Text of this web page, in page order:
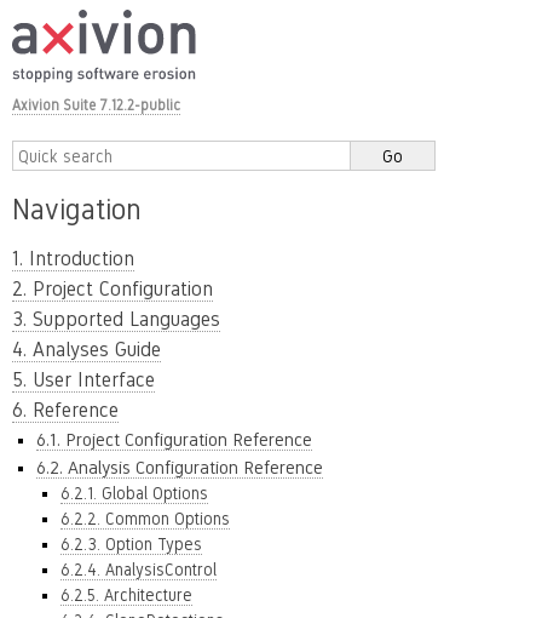
Axivion Suite 7.12.2-public
Navigation
1. Introduction
2. Project Configuration
3. Supported Languages
4. Analyses Guide
5. User Interface
6. Reference
6.1. Project Configuration Reference
6.2. Analysis Configuration Reference
6.2.1. Global Options
6.2.2. Common Options
6.2.3. Option Types
6.2.4. AnalysisControl
6.2.5. Architecture